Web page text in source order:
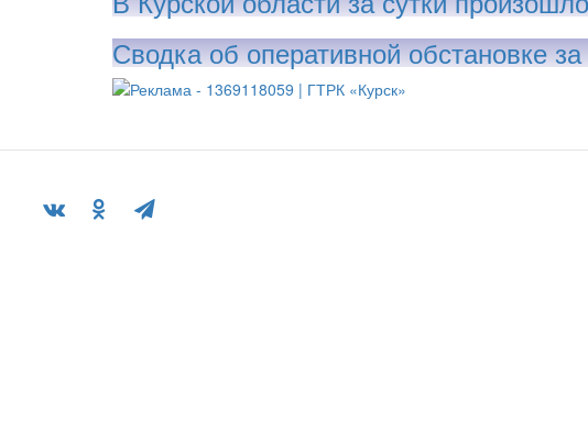
Сводка об оперативной обстановке